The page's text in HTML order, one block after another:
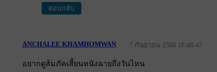
ตอบกลับ
ANCHALEE KHAMHOMWAN 7 กันยายน 2560 18:48:47
อยากดูส้มภัคเสี้ยนหนังฉายถึงวันไหน